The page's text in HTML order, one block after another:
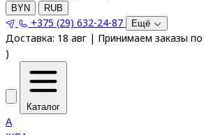
BYN RUB
+375 (29) 632-24-87 Ещё
Доставка: 18 авг | Принимаем заказы по
)
Каталог
A